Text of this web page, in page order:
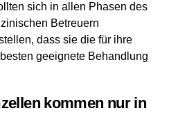
sich in allen Phasen des
Betreuern
dass sie die für ihre
geeignete Behandlung
kommen nur in